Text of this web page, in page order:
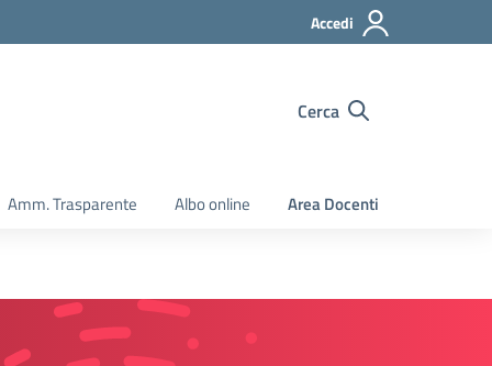
Accedi
Cerca
Amm. Trasparente Albo online Area Docenti